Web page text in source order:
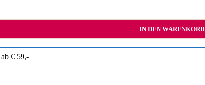
IN DEN WARENKORB
€ 59,-